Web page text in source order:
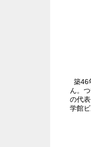
築46
ん。
の代
学館